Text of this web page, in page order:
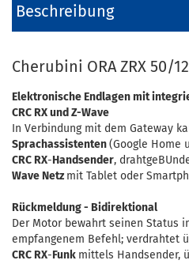
Beschreibung
Cherubini ORA ZRX 50/12
Elektronische Endlagen mit
CRC RX und Z-Wave
In Verbindung mit dem Gateway
Sprachassistenten(Google Home
CRC RX-Handsender,
Wave Netz mit Tablet oder
Rückmeldung - Bidirektional
Der Motor bewahrt seinen Status
empfangenem Befehl; verdrahtet
CRC RX-Funk mittels Handsender,